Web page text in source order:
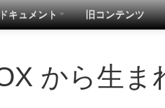
キュメント 旧コンテンツ
から生ま